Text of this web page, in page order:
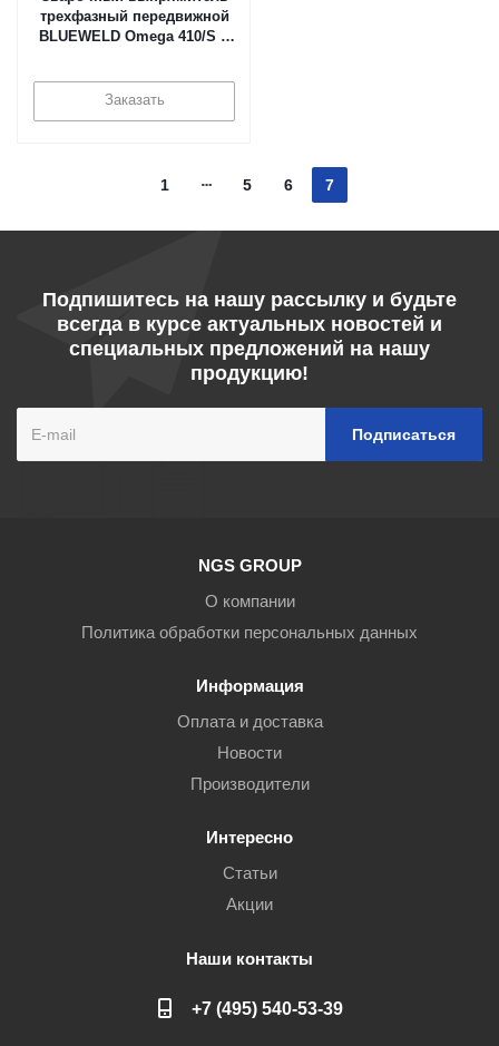
трехфазный передвижной
BLUEWELD Omega 410/S в
Заказать
1 5 6 7
Подпишитесь на нашу рассылку и будьте
всегда в курсе актуальных новостей и
специальных предложений на нашу
продукцию!
NGS GROUP
О компании
Политика обработки персональных данных
Информация
Оплата и доставка
Новости
Производители
Интересно
Статьи
Акции
Наши контакты
+7 (495) 540-53-39